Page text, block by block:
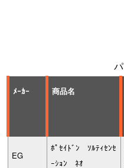
ﾒｰｶｰ 商品名
EG
ﾎﾟｾｲﾄﾞﾝ ｿﾙﾃｨｾﾝｾ
ｰｼｮﾝ ﾈｵ